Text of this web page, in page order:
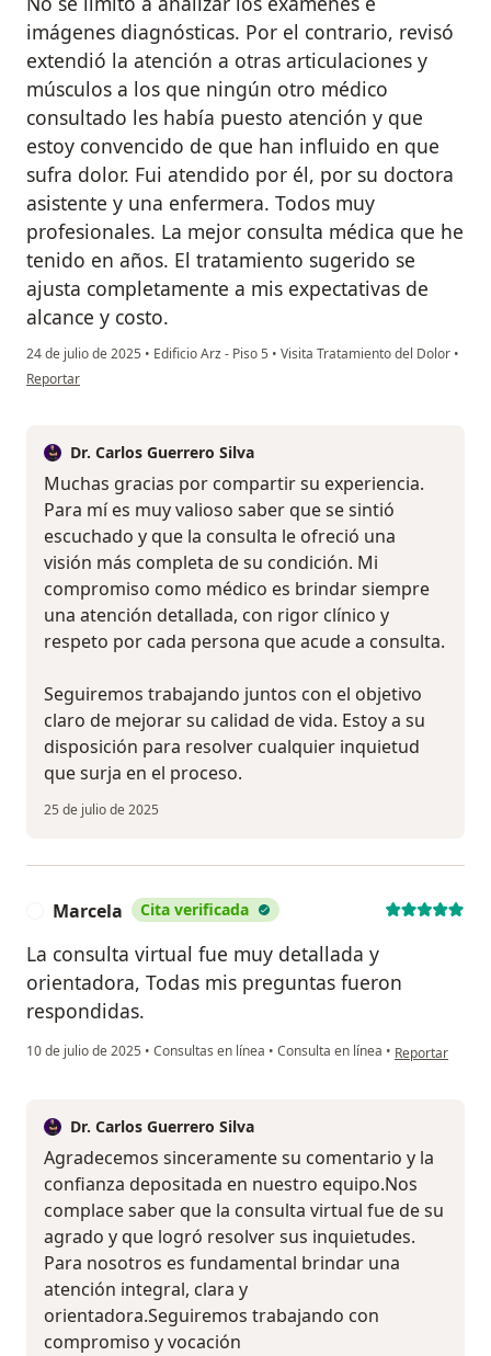
imágenes diagnósticas. Por el contrario, revisó
extendió la atención a otras articulaciones y
músculos a los que ningún otro médico
consultado les había puesto atención y que
estoy convencido de que han influido en que
sufra dolor. Fui atendido por él, por su doctora
asistente y una enfermera. Todos muy
profesionales. La mejor consulta médica que he
tenido en años. El tratamiento sugerido se
ajusta completamente a mis expectativas de
alcance y costo.
24 de julio de 2025 • Edificio Arz - Piso 5 • Visita Tratamiento del Dolor •
en opinión del usuario M. G.
Reportar
Dr. Carlos Guerrero Silva
Muchas gracias por compartir su experiencia.
Para mí es muy valioso saber que se sintió
escuchado y que la consulta le ofreció una
visión más completa de su condición. Mi
compromiso como médico es brindar siempre
una atención detallada, con rigor clínico y
respeto por cada persona que acude a consulta.
Seguiremos trabajando juntos con el objetivo
claro de mejorar su calidad de vida. Estoy a su
disposición para resolver cualquier inquietud
que surja en el proceso.
25 de julio de 2025
Marcela Cita verificada
La consulta virtual fue muy detallada y
orientadora, Todas mis preguntas fueron
respondidas.
10 de julio de 2025 • Consultas en línea • Consulta en línea • en opinión del
Reportar
Dr. Carlos Guerrero Silva
Agradecemos sinceramente su comentario y la
confianza depositada en nuestro equipo.Nos
complace saber que la consulta virtual fue de su
agrado y que logró resolver sus inquietudes.
Para nosotros es fundamental brindar una
atención integral, clara y
orientadora.Seguiremos trabajando con
compromiso y vocación